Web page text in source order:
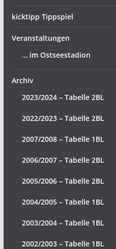
kicktipp Tippspiel
Veranstaltungen
… im Ostseestadion
Archiv
2023/2024 – Tabelle 2BL
2022/2023 – Tabelle 2BL
2007/2008 – Tabelle 1BL
2006/2007 – Tabelle 2BL
2005/2006 – Tabelle 2BL
2004/2005 – Tabelle 1BL
2003/2004 – Tabelle 1BL
2002/2003 – Tabelle 1BL